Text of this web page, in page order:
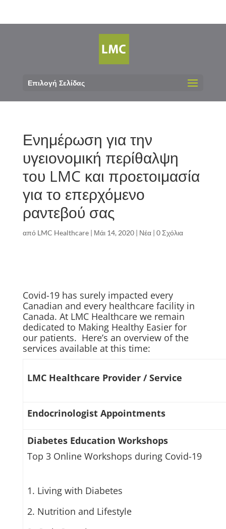
Επιλογή Σελίδας
Ενημέρωση για την
υγειονομική περίθαλψη
του LMC και προετοιμασία
για το επερχόμενο
ραντεβού σας
από LMC Healthcare| Μάι 14, 2020| Νέα| 0 Σχόλια
Covid-19 has surely impacted every
Canadian and every healthcare facility in
Canada. At LMC Healthcare we remain
dedicated to Making Healthy Easier for
our patients. Here’s an overview of the
services available at this time:
LMC Healthcare Provider / Service
Endocrinologist Appointments
Diabetes Education Workshops
Top 3 Online Workshops during Covid-19
1. Living with Diabetes
2. Nutrition and Lifestyle